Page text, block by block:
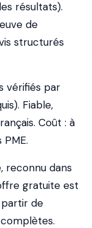
résultats).
de
structurés
vérifiés par
Fiable,
Coût : à
reconnu dans
gratuite est
partir de